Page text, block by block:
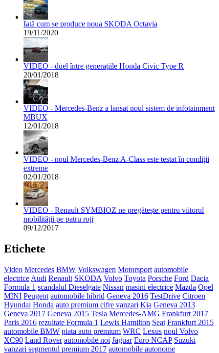
Iată cum se produce noua SKODA Octavia
19/11/2020
VIDEO - duel între generațiile Honda Civic Type R
20/01/2018
VIDEO - Mercedes-Benz a lansat noul sistem de infotainment
MBUX
12/01/2018
VIDEO - noul Mercedes-Benz A-Class este testat în condiții
extreme
02/01/2018
VIDEO - Renault SYMBIOZ ne pregătește pentru viitorul
mobilității pe patru roți
09/12/2017
Etichete
Video Mercedes BMW Volkswagen Motorsport automobile
electrice Audi Renault SKODA Volvo Toyota Porsche Ford Dacia
Formula 1 scandalul Dieselgate Nissan masini electrice Mazda Opel
MINI Peugeot automobile hibrid Geneva 2016 TestDrive Citroen
Hyundai Honda auto premium cifre vanzari Kia Geneva 2013
Geneva 2017 Geneva 2015 Tesla Mercedes-AMG Frankfurt 2017
Paris 2016 rezultate Formula 1 Lewis Hamilton Seat Frankfurt 2015
automobile BMW piata auto premium WRC Lexus noul Volvo
XC90 Land Rover automobile noi Jaguar Euro NCAP Suzuki
vanzari segmentul premium 2017 automobile autonome